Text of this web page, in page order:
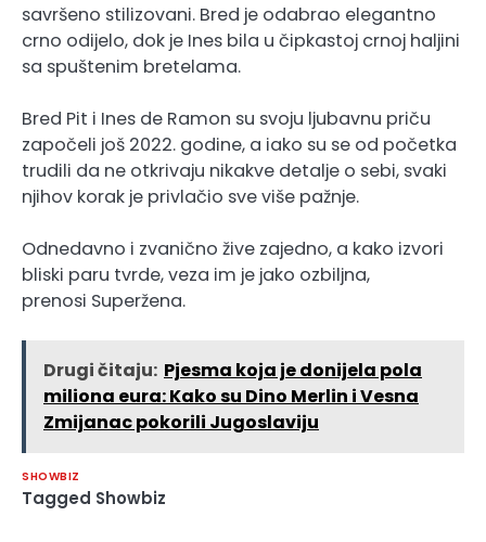
savršeno stilizovani. Bred je odabrao elegantno
crno odijelo, dok je Ines bila u čipkastoj crnoj haljini
sa spuštenim bretelama.
Bred Pit i Ines de Ramon su svoju ljubavnu priču
započeli još 2022. godine, a iako su se od početka
trudili da ne otkrivaju nikakve detalje o sebi, svaki
njihov korak je privlačio sve više pažnje.
Odnedavno i zvanično žive zajedno, a kako izvori
bliski paru tvrde, veza im je jako ozbiljna,
prenosi Superžena.
Drugi čitaju: Pjesma koja je donijela pola
miliona eura: Kako su Dino Merlin i Vesna
Zmijanac pokorili Jugoslaviju
SHOWBIZ
Tagged Showbiz